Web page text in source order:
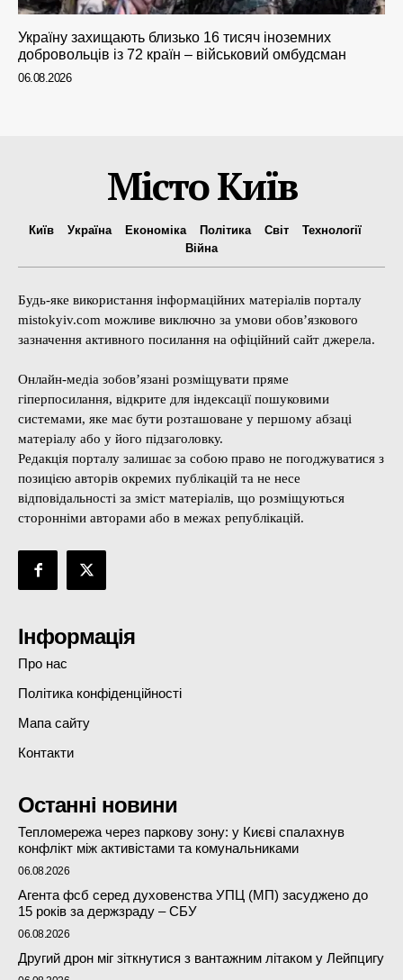
Україну захищають близько 16 тисяч іноземних
добровольців із 72 країн – військовий омбудсман
06.08.2026
Місто Київ
Київ Україна Економіка Політика Світ
Технології
Війна
Будь-яке використання інформаційних матеріалів порталу
mistokyiv.com можливе виключно за умови обов’язкового
зазначення активного посилання на офіційний сайт джерела.
Онлайн-медіа зобов’язані розміщувати пряме
гіперпосилання, відкрите для індексації пошуковими
системами, яке має бути розташоване у першому абзаці
матеріалу або у його підзаголовку.
Редакція порталу залишає за собою право не погоджуватися з
позицією авторів окремих публікацій та не несе
відповідальності за зміст матеріалів, що розміщуються
сторонніми авторами або в межах републікацій.
Інформація
Про нас
Політика конфіденційності
Мапа сайту
Контакти
Останні новини
Тепломережа через паркову зону: у Києві спалахнув
конфлікт між активістами та комунальниками
06.08.2026
Агента фсб серед духовенства УПЦ (МП) засуджено до
15 років за держзраду – СБУ
06.08.2026
Другий дрон міг зіткнутися з вантажним літаком у Лейпцигу